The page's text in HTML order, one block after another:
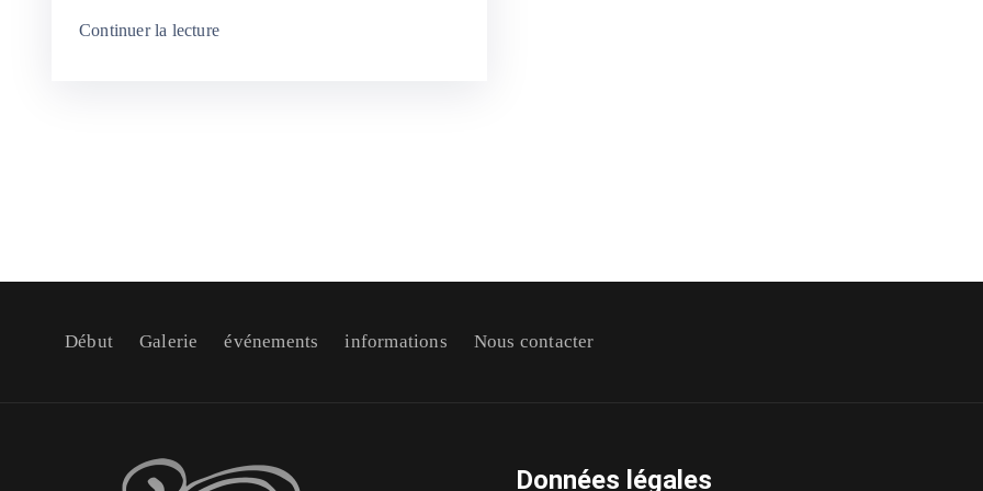
Continuer la lecture
Début Galerie événements informations Nous contacter
Données légales